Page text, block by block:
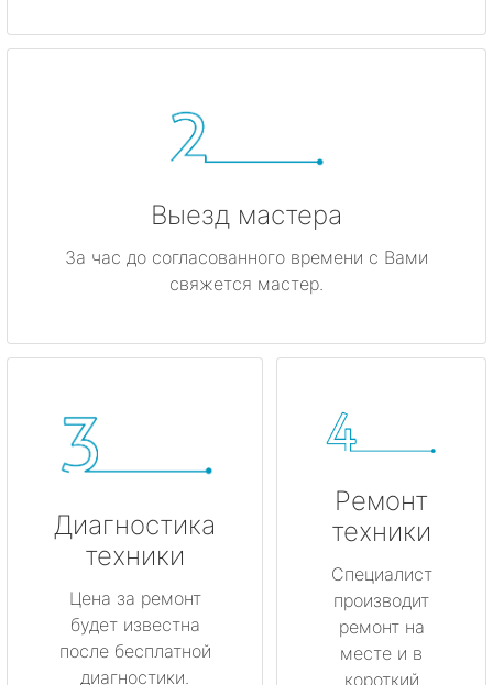
Выезд мастера
За час до согласованного времени с Вами
свяжется мастер.
Диагностика
техники
Цена за ремонт
будет известна
после бесплатной
диагностики.
Ремонт
техники
Специалист
производит
ремонт на
месте и в
короткий